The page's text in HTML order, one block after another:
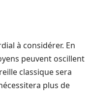
à considérer. En
peuvent oscillent
classique sera
plus de